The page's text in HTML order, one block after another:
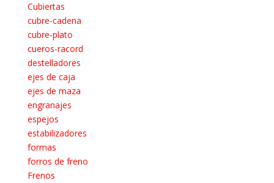
Cubiertas
cubre-cadena
cubre-plato
cueros-racord
destelladores
ejes de caja
ejes de maza
engranajes
espejos
estabilizadores
formas
forros de freno
Frenos